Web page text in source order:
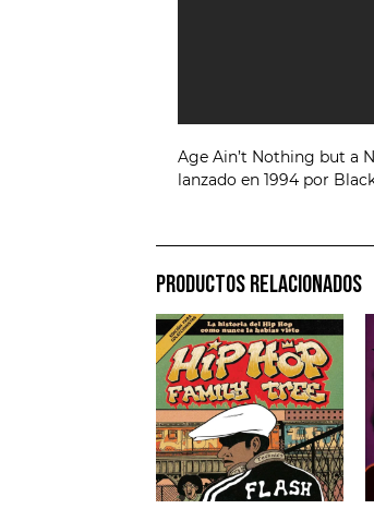
Age Ain’t Nothing but a
lanzado en 1994 por
PRODUCTOS RELACIONADOS